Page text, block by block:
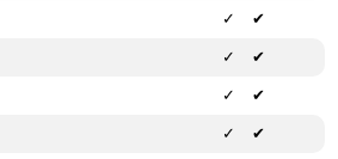
✔
✔
✔
✔